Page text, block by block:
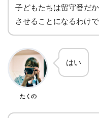
子どもたちは留守番だ
させることになるわけ
たくの
はい